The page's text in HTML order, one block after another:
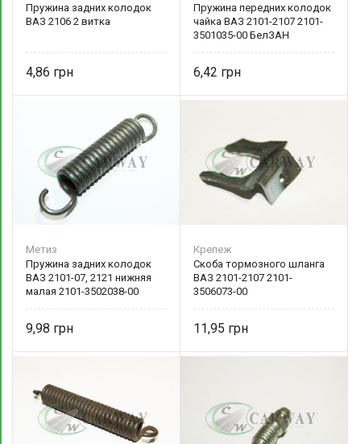
Пружина задних колодок
ВАЗ 2106 2 витка
4,86
Пружина передних колодок
чайка ВАЗ 2101-2107 2101-
3501035-00 БелЗАН
6,42
Метиз
Пружина задних колодок
ВАЗ 2101-07, 2121 нижняя
малая 2101-3502038-00
9,98
Крепеж
Скоба тормозного шланга
ВАЗ 2101-2107 2101-
3506073-00
11,95